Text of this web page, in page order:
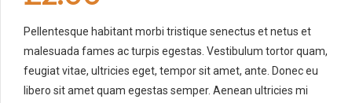
Pellentesque habitant morbi tristique senectus et netus et
malesuada fames ac turpis egestas. Vestibulum tortor quam,
feugiat vitae, ultricies eget, tempor sit amet, ante. Donec eu
libero sit amet quam egestas semper. Aenean ultricies mi